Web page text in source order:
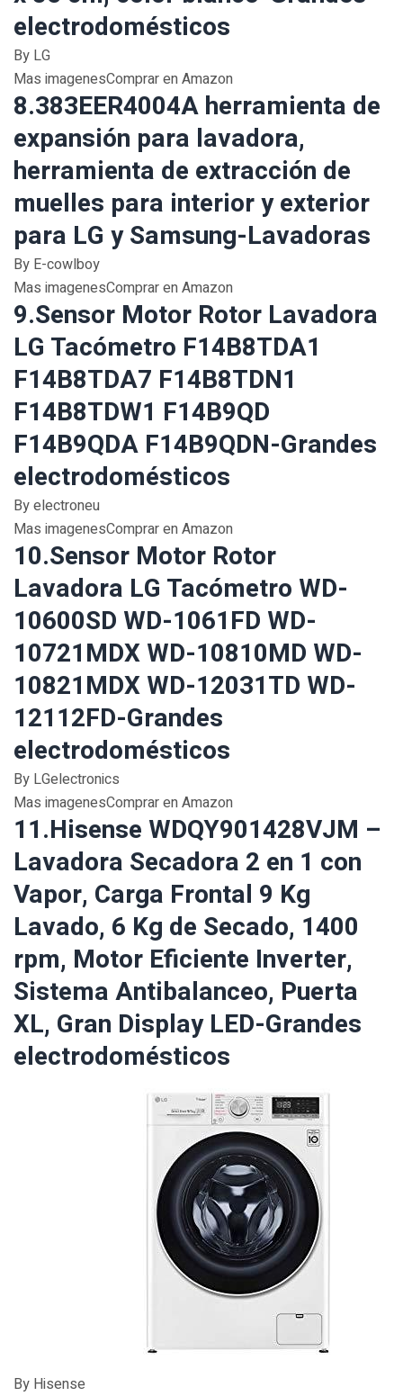
electrodomésticos
By LG
Mas imagenesComprar en Amazon
8.383EER4004A herramienta de
expansión para lavadora,
herramienta de extracción de
muelles para interior y exterior
para LG y Samsung-Lavadoras
By E-cowlboy
Mas imagenesComprar en Amazon
9.Sensor Motor Rotor Lavadora
LG Tacómetro F14B8TDA1
F14B8TDA7 F14B8TDN1
F14B8TDW1 F14B9QD
F14B9QDA F14B9QDN-Grandes
electrodomésticos
By electroneu
Mas imagenesComprar en Amazon
10.Sensor Motor Rotor
Lavadora LG Tacómetro WD-
10600SD WD-1061FD WD-
10721MDX WD-10810MD WD-
10821MDX WD-12031TD WD-
12112FD-Grandes
electrodomésticos
By LGelectronics
Mas imagenesComprar en Amazon
11.Hisense WDQY901428VJM –
Lavadora Secadora 2 en 1 con
Vapor, Carga Frontal 9 Kg
Lavado, 6 Kg de Secado, 1400
rpm, Motor Eficiente Inverter,
Sistema Antibalanceo, Puerta
XL, Gran Display LED-Grandes
electrodomésticos
By Hisense